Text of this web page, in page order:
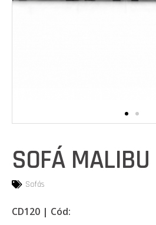
SOFÁ MALIBU
Sofás
CD120 | Cód: